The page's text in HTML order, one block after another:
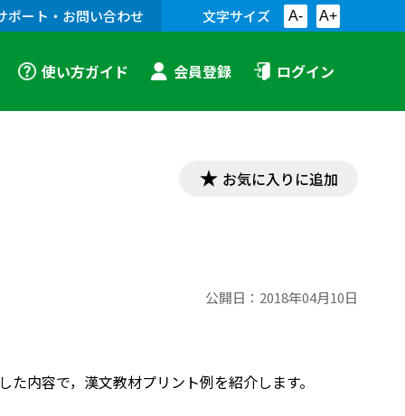
ポート・お問い合わせ 文字サイズ A- A+
使い方ガイド 会員登録 ログイン
お気に入りに追加
公開日： 2018年04月10日
内容で，漢文教材プリント例を紹介します。